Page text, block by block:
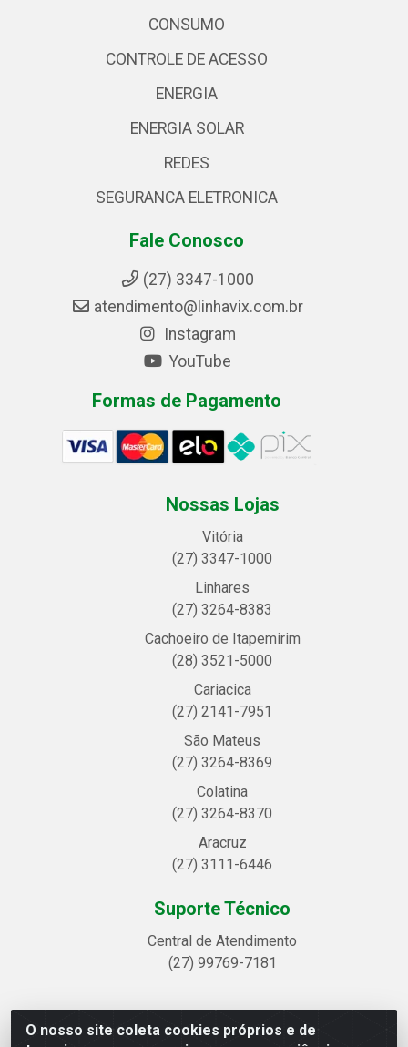
O nosso site coleta cookies próprios e de
CONSUMO
CONTROLE DE ACESSO
ENERGIA
ENERGIA SOLAR
REDES
SEGURANCA ELETRONICA
Fale Conosco
(27) 3347-1000
atendimento@linhavix.com.br
Instagram
YouTube
Formas de Pagamento
Nossas Lojas
Vitória
(27) 3347-1000
Linhares
(27) 3264-8383
Cachoeiro de Itapemirim
(28) 3521-5000
Cariacica
(27) 2141-7951
São Mateus
(27) 3264-8369
Colatina
(27) 3264-8370
Aracruz
(27) 3111-6446
Suporte Técnico
Central de Atendimento
(27) 99769-7181
Linhavix Distribuidora LTDA - Avenida Alegre, 2521 -